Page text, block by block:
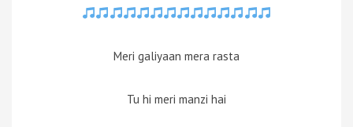
Meri galiyaan mera rasta
Tu hi meri manzi hai